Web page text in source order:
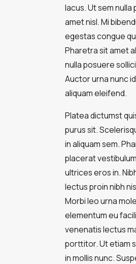
lacus. Ut sem
amet nisl. Mi
egestas congue
Pharetra sit amet
nulla posuere
Auctor urna nunc
aliquam eleifend.
Platea dictumst
purus sit.
in aliquam sem.
placerat
ultrices eros in.
lectus proin nibh
Morbi leo urna
elementum eu
venenatis lectus
porttitor. Ut etiam
in mollis nunc.